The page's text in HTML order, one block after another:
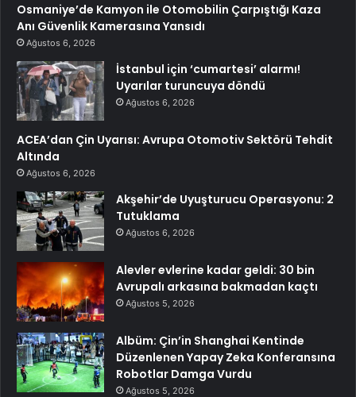
Osmaniye’de Kamyon ile Otomobilin Çarpıştığı Kaza
Anı Güvenlik Kamerasına Yansıdı
Ağustos 6, 2026
İstanbul için ‘cumartesi’ alarmı!
Uyarılar turuncuya döndü
Ağustos 6, 2026
ACEA’dan Çin Uyarısı: Avrupa Otomotiv Sektörü Tehdit
Altında
Ağustos 6, 2026
Akşehir’de Uyuşturucu Operasyonu: 2
Tutuklama
Ağustos 6, 2026
Alevler evlerine kadar geldi: 30 bin
Avrupalı arkasına bakmadan kaçtı
Ağustos 5, 2026
Albüm: Çin’in Shanghai Kentinde
Düzenlenen Yapay Zeka Konferansına
Robotlar Damga Vurdu
Ağustos 5, 2026